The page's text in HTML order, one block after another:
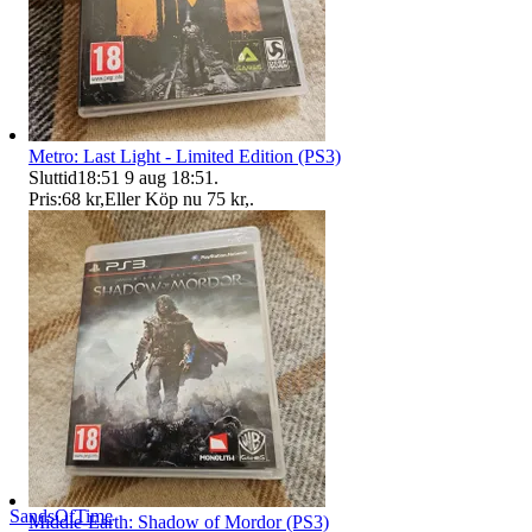
SandsOfTime
Metro: Last Light - Limited Edition (PS3)
Sluttid18:51 9 aug 18:51 .
Pris:68 kr,Eller Köp nu 75 kr,.
Middle-Earth: Shadow of Mordor (PS3)